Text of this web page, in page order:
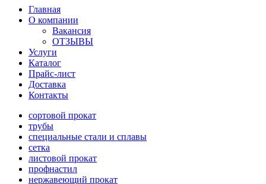
Главная
О компании
Вакансия
ОТЗЫВЫ
Услуги
Каталог
Прайс-лист
Доставка
Контакты
сортовой прокат
трубы
специальные стали и сплавы
сетка
листовой прокат
профнастил
нержавеющий прокат